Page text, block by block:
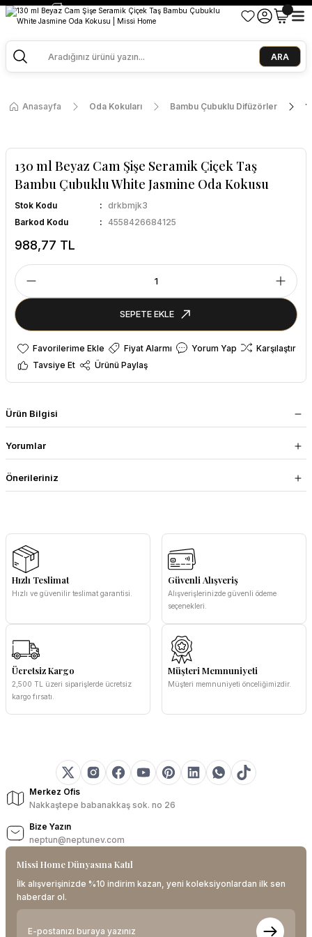
2500 TL ve Üzeri Alışverişlerde Kargo Bedava!
Ege Esintisi 2 Al 1 Öde
Missi Kokularda 3 Al 2 Öde
ARA
Anasayfa Oda Kokuları Bambu Çubuklu Difüzörler
130 ml Beyaz Cam Şişe Seramik Çiçek Taş
Bambu Çubuklu White Jasmine Oda Kokusu
Stok Kodu
drkbmjk3
Barkod Kodu
4558426684125
988,77 TL
SEPETE EKLE
Fiyat Alarmı Yorum Yap
Karşılaştır
Tavsiye Et
Ürünü Paylaş
Ürün Bilgisi
Yorumlar
Önerileriniz
Hızlı Teslimat
Hızlı ve güvenilir teslimat garantisi.
Güvenli Alışveriş
Alışverişlerinizde güvenli ödeme
seçenekleri.
Ücretsiz Kargo
2,500 TL üzeri siparişlerde ücretsiz
kargo fırsatı.
Müşteri Memnuniyeti
Müşteri memnuniyeti önceliğimizdir.
Merkez Ofis
Nakkaştepe babanakkaş sok. no 26
Bize Yazın
neptun@neptunev.com
Missi Home Dünyasına Katıl
İlk alışverişinizde %10 indirim kazan, yeni koleksiyonlardan ilk sen
haberdar ol.